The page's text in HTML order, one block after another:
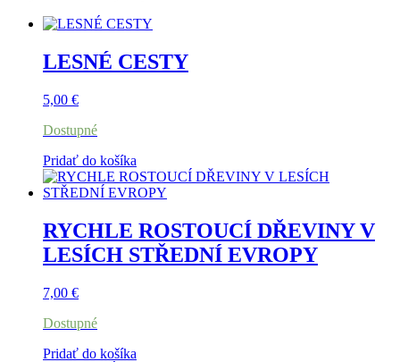
LESNÉ CESTY
5,00 €
Dostupné
Pridať do košíka
RYCHLE ROSTOUCÍ DŘEVINY V
LESÍCH STŘEDNÍ EVROPY
7,00 €
Dostupné
Pridať do košíka